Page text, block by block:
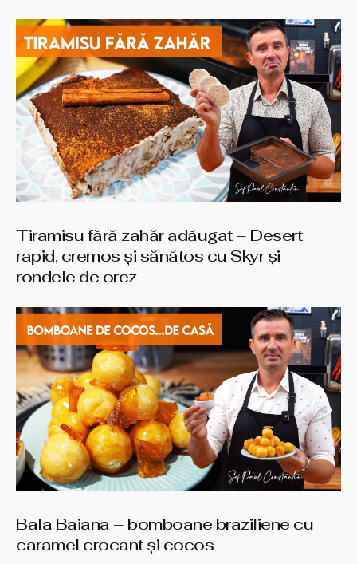
Tiramisu fără zahăr adăugat – Desert
rapid, cremos și sănătos cu Skyr și
rondele de orez
Bala Baiana – bomboane braziliene cu
caramel crocant şi cocos